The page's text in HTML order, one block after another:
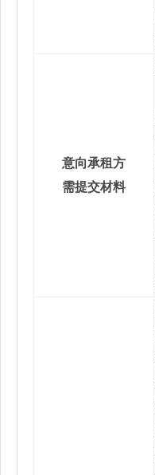
意向承租方
需提交材料